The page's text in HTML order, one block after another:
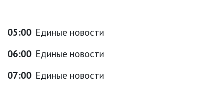
05:00 Единые новости
06:00 Единые новости
07:00 Единые новости